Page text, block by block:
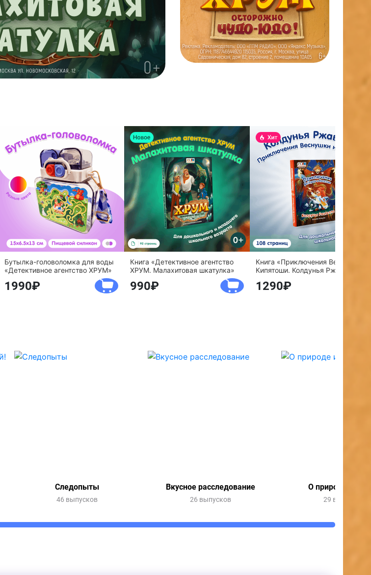
Бутылка-головоломка для воды
«Детективное агентство ХРУМ»
1990
Книга «Детективное агентство
ХРУМ. Малахитовая шкатулка»
990
Книга «Приключения Веснушки и
Кипятоши. Колдунья Ржавелла»
1290
Следопыты
46 выпусков
Вкусное расследование
26 выпусков
О природе и
29 выпусков